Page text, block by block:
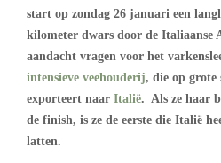
start op zondag 26 januari een
kilometer dwars door de Italiaanse
aandacht vragen voor het
intensieve veehouderij, die op grote
exporteert naar Italië. Als ze haar
de finish, is ze de eerste die Italië
latten.